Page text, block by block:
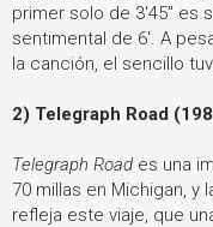
primer solo de 3'45" es
sentimental de 6'. A
la canción, el sencillo
2) Telegraph Road
Telegraph Road es una
70 millas en Michigan,
refleja este viaje, que